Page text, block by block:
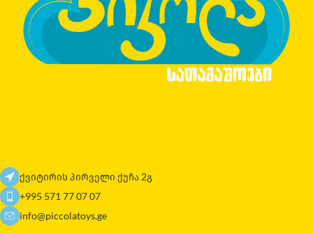
ქვიტირის პირველი ქუჩა 2გ
+995 571 77 07 07
info@piccolatoys.ge